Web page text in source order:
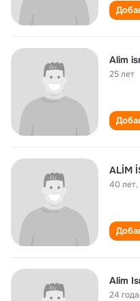
Alim
25 лет
ALİM
40 лет,
Alim
24 года